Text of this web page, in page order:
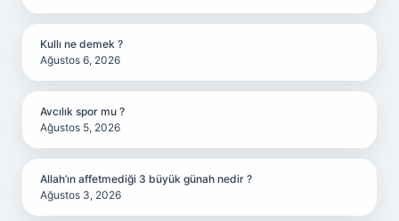
Kullı ne demek ?
Ağustos 6, 2026
Avcılık spor mu ?
Ağustos 5, 2026
Allah’ın affetmediği 3 büyük günah nedir ?
Ağustos 3, 2026